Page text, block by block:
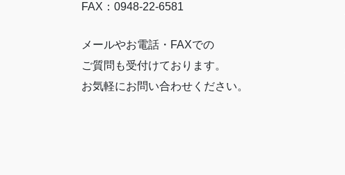
FAX：0948-22-6581
メールやお電話・FAXでの
ご質問も受付けております。
お気軽にお問い合わせください。